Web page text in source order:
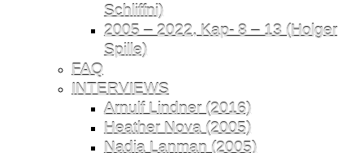
Schliffni)
2005 – 2022, Kap- 8 – 13 (Holger
Spille)
FAQ
INTERVIEWS
Arnulf Lindner (2016)
Heather Nova (2005)
Nadia Lanman (2005)